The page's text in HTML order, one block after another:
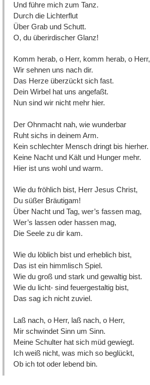
Und führe mich zum Tanz.
Durch die Lichterflut
Über Grab und Schutt.
O, du überirdischer Glanz!
Komm herab, o Herr, komm herab, o Herr,
Wir sehnen uns nach dir.
Das Herze überzückt sich fast.
Dein Wirbel hat uns angefaßt.
Nun sind wir nicht mehr hier.
Der Ohnmacht nah, wie wunderbar
Ruht sichs in deinem Arm.
Kein schlechter Mensch dringt bis hierher.
Keine Nacht und Kält und Hunger mehr.
Hier ist uns wohl und warm.
Wie du fröhlich bist, Herr Jesus Christ,
Du süßer Bräutigam!
Über Nacht und Tag, wer’s fassen mag,
Wer’s lassen oder hassen mag,
Die Seele zu dir kam.
Wie du löblich bist und erheblich bist,
Das ist ein himmlisch Spiel.
Wie du groß und stark und gewaltig bist.
Wie du licht- sind feuergestaltig bist,
Das sag ich nicht zuviel.
Laß nach, o Herr, laß nach, o Herr,
Mir schwindet Sinn um Sinn.
Meine Schulter hat sich müd gewiegt.
Ich weiß nicht, was mich so beglückt,
Ob ich tot oder lebend bin.